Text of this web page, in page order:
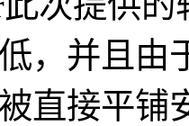
，并且由
直接平铺